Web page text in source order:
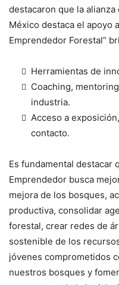
destacaron que la
México destaca el apoyo
Emprendedor Forestal”
Herramientas de
Coaching,
industria.
Acceso a
contacto.
Es fundamental destacar
Emprendedor busca
mejora de los bosques,
productiva, consolidar
forestal, crear redes de
sostenible de los
jóvenes comprometidos
nuestros bosques y